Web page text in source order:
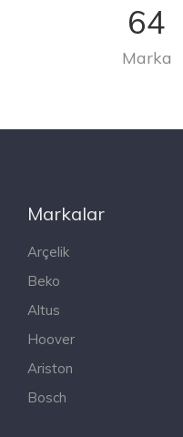
64
Marka
Markalar
Arçelik
Beko
Altus
Hoover
Ariston
Bosch